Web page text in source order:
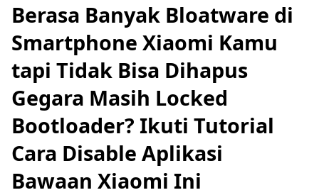
Berasa Banyak Bloatware di
Smartphone Xiaomi Kamu
tapi Tidak Bisa Dihapus
Gegara Masih Locked
Bootloader? Ikuti Tutorial
Cara Disable Aplikasi
Bawaan Xiaomi Ini